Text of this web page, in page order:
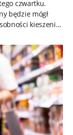
czwartku.
będzie mógł
kieszeni.